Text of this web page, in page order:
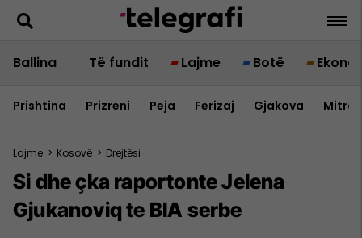
Ballina Të fundit Lajme Botë
Prishtina Prizreni Peja Ferizaj Gjakova
Lajme > Kosovë > Drejtësi
Si dhe çka raportonte Jelena
Gjukanoviq te BIA serbe